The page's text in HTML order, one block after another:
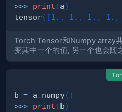
>>> print (a)
tensor( [1. , 1. , 1. , 1. ,
Torch Tensor和Numpy array
变其中一个的值, 另一个也会随
b = a . numpy( )
>>> print (b)